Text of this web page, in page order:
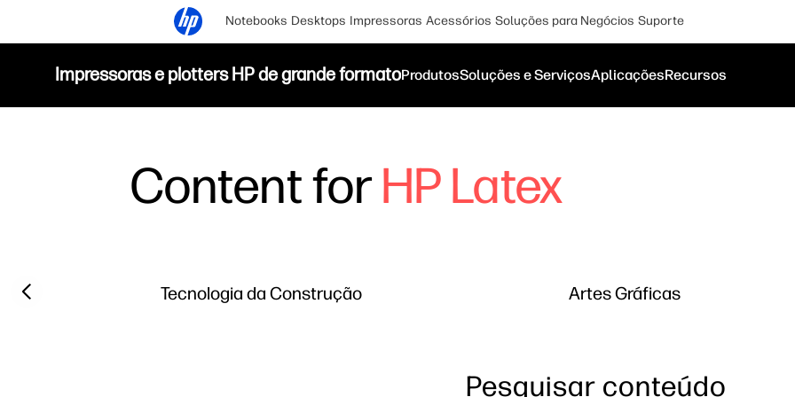
Notebooks Desktops Impressoras Acessórios Soluções para Negócios Suporte
Impressoras e plotters HP de grande formatoProdutosSoluções e ServiçosAplicaçõesRecursos
Content forHP Latex
Filter category
Tecnologia da Construção Artes Gráficas
Previous slide
Pesquisar conteúdo